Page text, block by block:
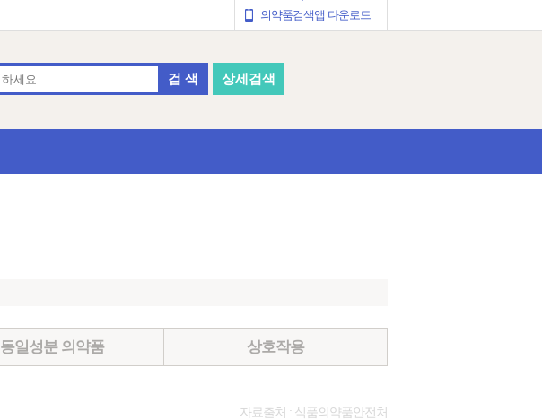
의약품검색앱 다운로드
검 색 상세검색
동일성분 의약품 상호작용
자료출처 : 식품의약품안전처